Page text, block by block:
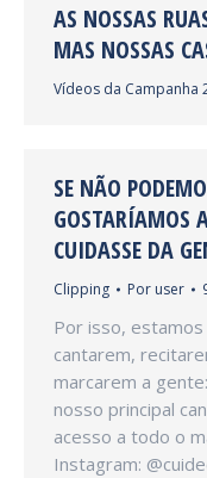
AS NOSSAS
MAS NOSSAS
Vídeos da Campanha
SE NÃO
GOSTARÍAMOS
CUIDASSE DA
Clipping Por user
Por isso,
cantarem,
marcarem a
nosso principal
acesso a todo o
Instagram: